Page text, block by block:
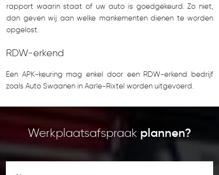
rapport waarin staat of uw auto is goedgekeurd. Zo niet,
dan geven wij aan welke mankementen dienen te worden
opgelost.
RDW-erkend
Een APK-keuring mag enkel door een RDW-erkend bedrijf
zoals Auto Swaanen in Aarle-Rixtel worden uitgevoerd.
Werkplaatsafspraak plannen?